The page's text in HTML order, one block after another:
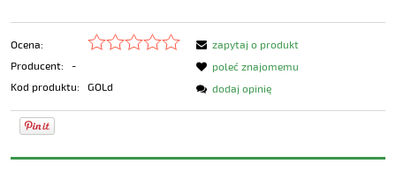
Ocena:
Producent:
-
Kod produktu:
GOLd
zapytaj o produkt
poleć znajomemu
dodaj opinię